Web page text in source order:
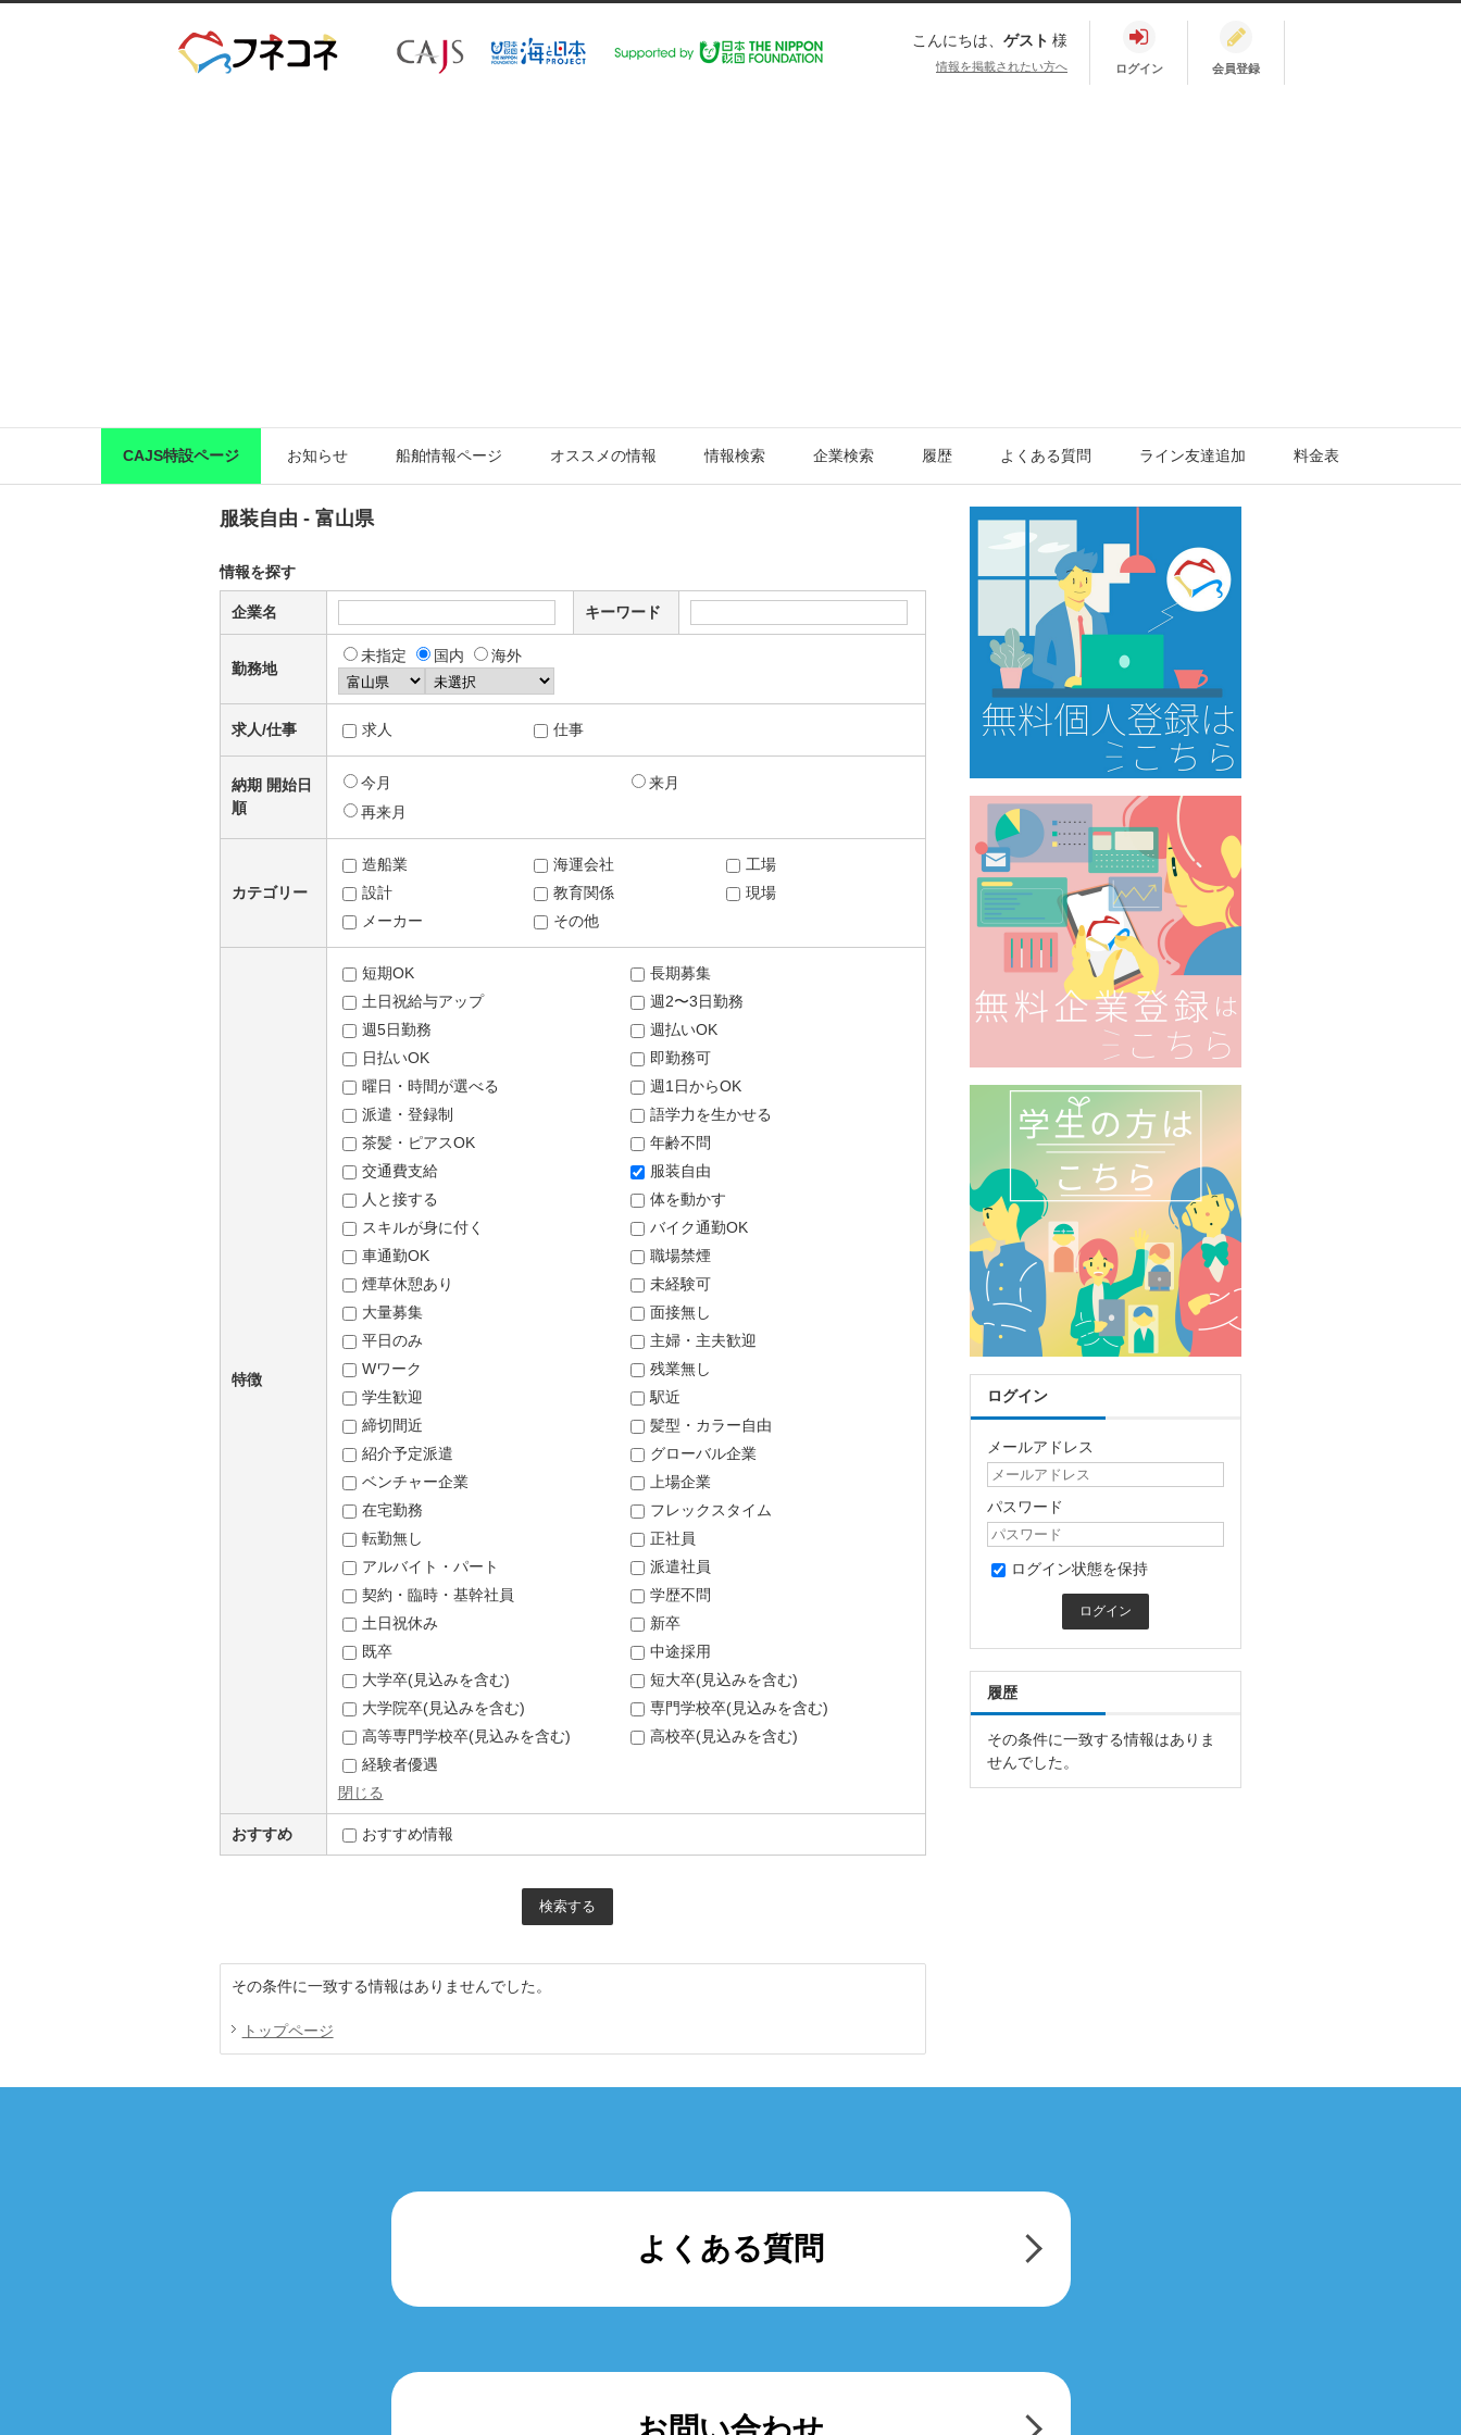
こんにちは、 ゲスト 様
情報を掲載されたい方へ ログイン 会員登録
CAJS特設ページ お知らせ 船舶情報ページ オススメの情報 情報検索 企業検索 履歴 よくある質問 ライン友達追加 料金表
服装自由 - 富山県
情報を探す
企業名 キーワード
勤務地
未指定 国内 海外
求人/仕事 求人 仕事
納期 開始日
順
今月
来月
再来月
カテゴリー
造船業 海運会社
工場
設計
教育関係
現場
メーカー
その他
特徴
短期OK
長期募集
土日祝給与アップ
週2〜3日勤務
週5日勤務
週払いOK
日払いOK
即勤務可
曜日・時間が選べる
週1日からOK
派遣・登録制
語学力を生かせる
茶髪・ピアスOK
年齢不問
交通費支給
服装自由
人と接する
体を動かす
スキルが身に付く
バイク通勤OK
車通勤OK
職場禁煙
煙草休憩あり
未経験可
大量募集
面接無し
平日のみ
主婦・主夫歓迎
Wワーク
残業無し
学生歓迎
駅近
締切間近
髪型・カラー自由
紹介予定派遣
グローバル企業
ベンチャー企業
上場企業
在宅勤務
フレックスタイム
転勤無し
正社員
アルバイト・パート
派遣社員
契約・臨時・基幹社員
学歴不問
土日祝休み
新卒
既卒
中途採用
大学卒(見込みを含む)
短大卒(見込みを含む)
大学院卒(見込みを含む)
専門学校卒(見込みを含む)
高等専門学校卒(見込みを含む)
高校卒(見込みを含む)
経験者優遇
閉じる
おすすめ おすすめ情報
その条件に一致する情報はありませんでした。
トップページ
ログイン
メールアドレス
パスワード
ログイン状態を保持
履歴
その条件に一致する情報はありま
せんでした。
よくある質問